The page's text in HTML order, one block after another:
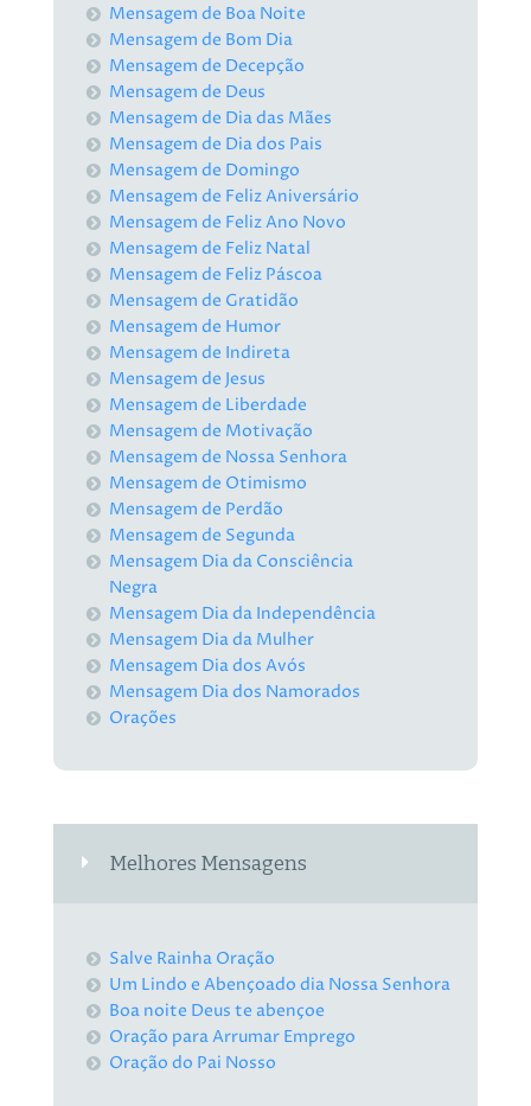
Mensagem de Boa Noite
Mensagem de Bom Dia
Mensagem de Decepção
Mensagem de Deus
Mensagem de Dia das Mães
Mensagem de Dia dos Pais
Mensagem de Domingo
Mensagem de Feliz Aniversário
Mensagem de Feliz Ano Novo
Mensagem de Feliz Natal
Mensagem de Feliz Páscoa
Mensagem de Gratidão
Mensagem de Humor
Mensagem de Indireta
Mensagem de Jesus
Mensagem de Liberdade
Mensagem de Motivação
Mensagem de Nossa Senhora
Mensagem de Otimismo
Mensagem de Perdão
Mensagem de Segunda
Mensagem Dia da Consciência
Negra
Mensagem Dia da Independência
Mensagem Dia da Mulher
Mensagem Dia dos Avós
Mensagem Dia dos Namorados
Orações
Melhores Mensagens
Salve Rainha Oração
Um Lindo e Abençoado dia Nossa Senhora
Boa noite Deus te abençoe
Oração para Arrumar Emprego
Oração do Pai Nosso